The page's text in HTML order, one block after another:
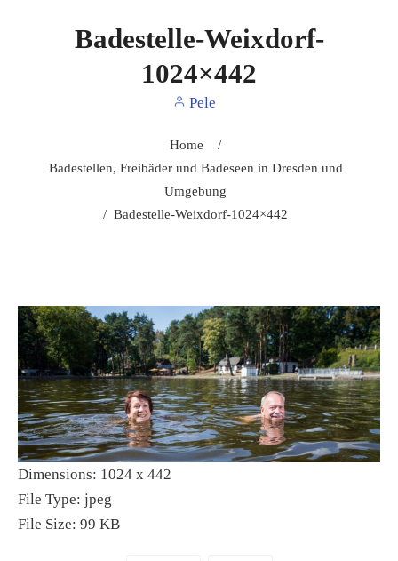
Badestelle-Weixdorf-
1024×442
Pele
Home
/
Badestellen, Freibäder und Badeseen in Dresden und
Umgebung
/ Badestelle-Weixdorf-1024×442
Dimensions: 1024 x 442
File Type: jpeg
File Size: 99 KB